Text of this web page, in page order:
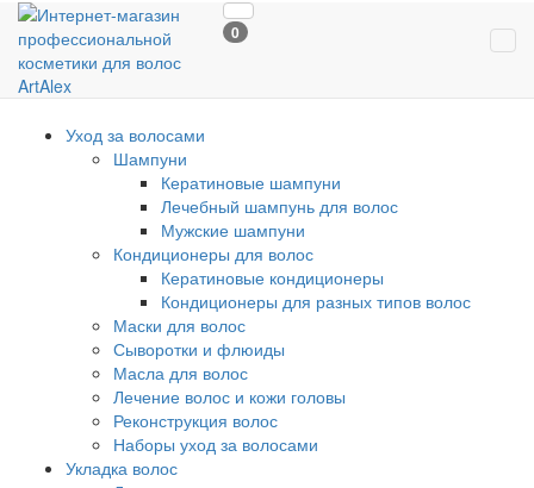
0
Уход за волосами
Шампуни
Кератиновые шампуни
Лечебный шампунь для волос
Мужские шампуни
Кондиционеры для волос
Кератиновые кондиционеры
Кондиционеры для разных типов волос
Маски для волос
Сыворотки и флюиды
Масла для волос
Лечение волос и кожи головы
Реконструкция волос
Наборы уход за волосами
Укладка волос